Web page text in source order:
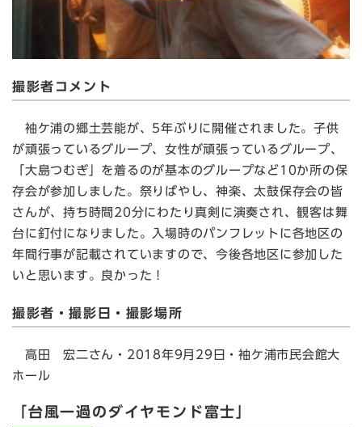
撮影者コメント
袖ケ浦の郷土芸能が、5年ぶりに開催されました。子供
が頑張っているグループ、女性が頑張っているグループ、
「大島つむぎ」を着るのが基本のグループなど10か所の保
存会が参加しました。祭りばやし、神楽、太鼓保存会の皆
さんが、持ち時間20分にわたり真剣に演奏され、観客は舞
台に釘付になりました。入場時のパンフレットに各地区の
年間行事が記載されていますので、今後各地区に参加した
いと思います。良かった！
撮影者・撮影日・撮影場所
高田 宏二さん・2018年9月29日・袖ケ浦市民会館大
ホール
「台風一過のダイヤモンド富士」